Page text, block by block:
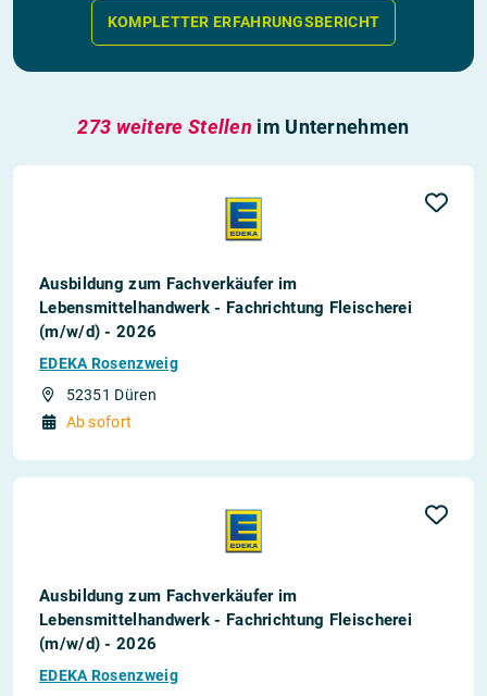
KOMPLETTER ERFAHRUNGSBERICHT
273 weitere Stellen im Unternehmen
Ausbildung zum Fachverkäufer im
Lebensmittelhandwerk - Fachrichtung Fleischerei
(m/w/d) - 2026
EDEKA Rosenzweig
52351 Düren
Ab sofort
Ausbildung zum Fachverkäufer im
Lebensmittelhandwerk - Fachrichtung Fleischerei
(m/w/d) - 2026
EDEKA Rosenzweig